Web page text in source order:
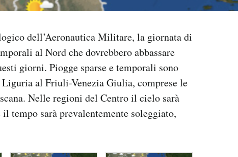
dell’Aeronautica Militare, la giornata di
al Nord che dovrebbero abbassare
giorni. Piogge sparse e temporali sono
al Friuli-Venezia Giulia, comprese le
Nelle regioni del Centro il cielo sarà
tempo sarà prevalentemente soleggiato,